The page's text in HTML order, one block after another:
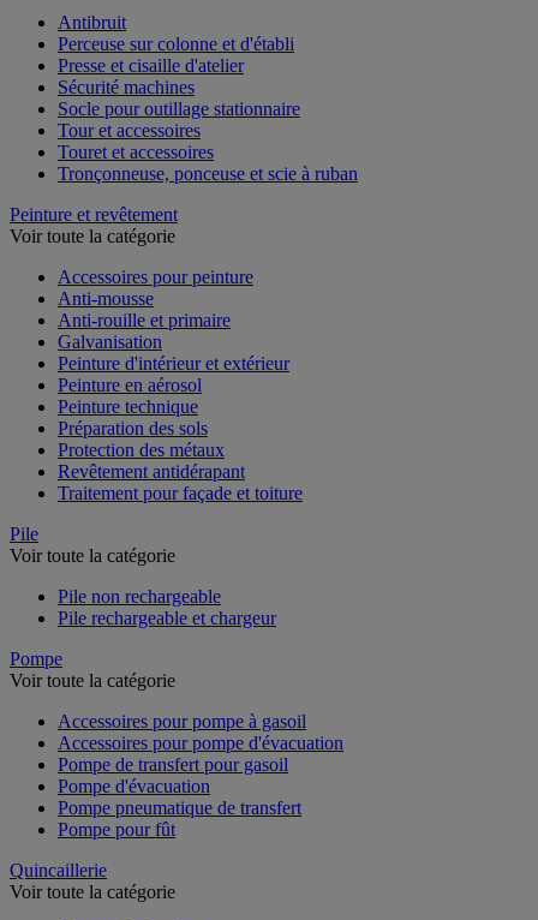
Antibruit
Perceuse sur colonne et d'établi
Presse et cisaille d'atelier
Sécurité machines
Socle pour outillage stationnaire
Tour et accessoires
Touret et accessoires
Tronçonneuse, ponceuse et scie à ruban
Peinture et revêtement
Voir toute la catégorie
Accessoires pour peinture
Anti-mousse
Anti-rouille et primaire
Galvanisation
Peinture d'intérieur et extérieur
Peinture en aérosol
Peinture technique
Préparation des sols
Protection des métaux
Revêtement antidérapant
Traitement pour façade et toiture
Pile
Voir toute la catégorie
Pile non rechargeable
Pile rechargeable et chargeur
Pompe
Voir toute la catégorie
Accessoires pour pompe à gasoil
Accessoires pour pompe d'évacuation
Pompe de transfert pour gasoil
Pompe d'évacuation
Pompe pneumatique de transfert
Pompe pour fût
Quincaillerie
Voir toute la catégorie